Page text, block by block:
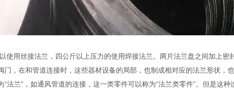
使用丝接法兰，四公斤以上压力的使用焊接法兰。两片法兰盘之间加上密
门，在和管道连接时，这些器材设备的局部，也制成相对应的法兰形状，
“法兰”，如通风管道的连接，这一类零件可以称为“法兰类零件”。但是这